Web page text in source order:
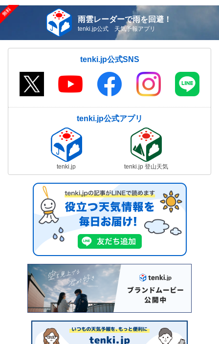
雨雲レーダーで雨を回避！
tenki.jp公式 天気予報アプリ
tenki.jp公式SNS
tenki.jp公式アプリ
tenki.jp tenki.jp 登山天気